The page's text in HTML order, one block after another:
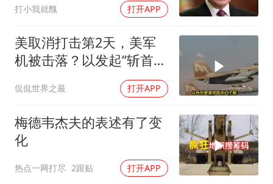
男子结婚8年发现3个女儿均非亲生
奋进开新局 实干挑大梁
打小我就醜 打开APP
美取消打击第2天，美军
机被击落？以发起“斩首行
侃侃世界之最 打开APP
梅德韦杰夫的表述有了变
化
热点一网打尽 2跟贴 打开APP